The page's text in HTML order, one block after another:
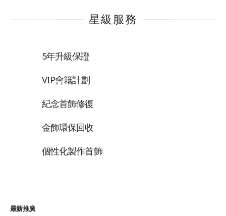
星級服務
5年升級保證
VIP會籍計劃
紀念首飾修復
金飾環保回收
個性化製作首飾
最新推廣